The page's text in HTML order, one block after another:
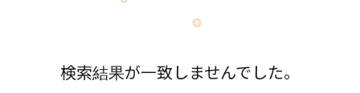
検索結果が一致しませんでした。